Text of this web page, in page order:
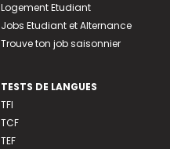
Logement Etudiant
Jobs Etudiant et Alternance
Trouve ton job saisonnier
TESTS DE LANGUES
TFI
TCF
TEF